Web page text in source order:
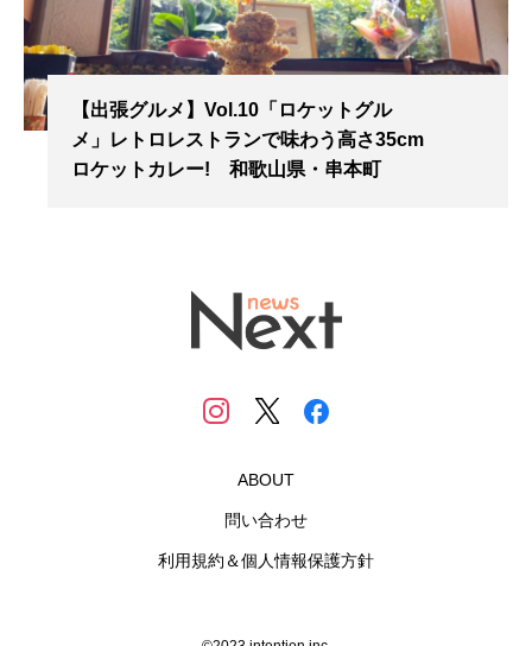
【出張グルメ】Vol.10「ロケットグル
メ」レトロレストランで味わう高さ35cm
ロケットカレー! 和歌山県・串本町
ABOUT
問い合わせ
利用規約＆個人情報保護方針